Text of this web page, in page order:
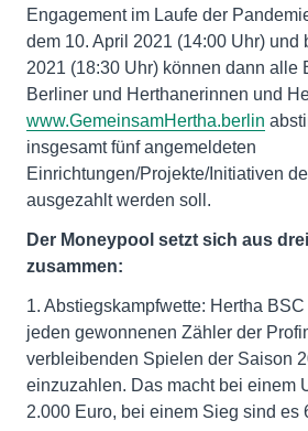
Engagement im Laufe der
dem 10. April 2021 (14:00 Uhr) und
2021 (18:30 Uhr) können dann alle
Berliner und Herthanerinnen und
www.GemeinsamHertha.berlin
insgesamt fünf angemeldeten
Einrichtungen/Projekte/Initiativen
ausgezahlt werden soll.
Der Moneypool setzt sich aus
zusammen:
1. Abstiegskampfwette: Hertha
jeden gewonnenen Zähler der
verbleibenden Spielen der Saison
einzuzahlen. Das macht bei einem
2.000 Euro, bei einem Sieg sind es